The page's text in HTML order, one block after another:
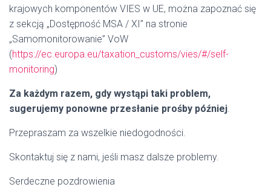
krajowych komponentów VIES w UE, można zapoznać się
z sekcją „Dostępność MSA / XI” na stronie
„Samomonitorowanie” VoW
(https://ec.europa.eu/taxation_customs/vies/#/self-
monitoring)
Za każdym razem, gdy wystąpi taki problem,
sugerujemy ponowne przesłanie prośby później.
Przepraszam za wszelkie niedogodności.
Skontaktuj się z nami, jeśli masz dalsze problemy.
Serdeczne pozdrowienia